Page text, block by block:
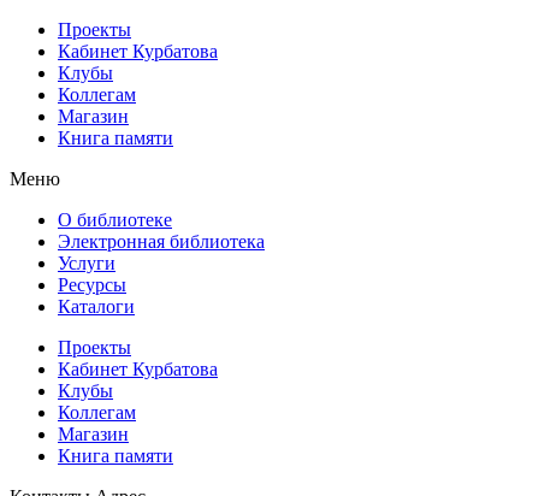
Проекты
Кабинет Курбатова
Клубы
Коллегам
Магазин
Книга памяти
Меню
О библиотеке
Электронная библиотека
Услуги
Ресурсы
Каталоги
Проекты
Кабинет Курбатова
Клубы
Коллегам
Магазин
Книга памяти